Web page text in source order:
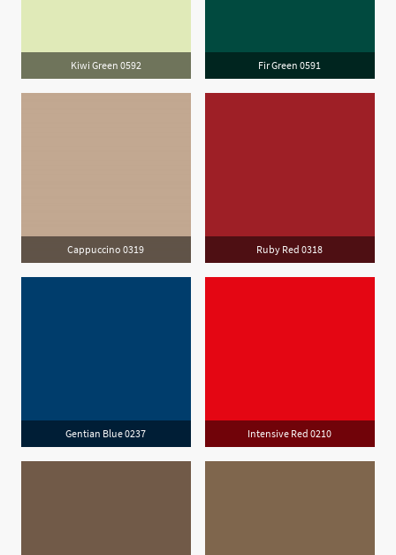
Kiwi Green 0592 Fir Green 0591
Cappuccino 0319 Ruby Red 0318
Gentian Blue 0237 Intensive Red 0210